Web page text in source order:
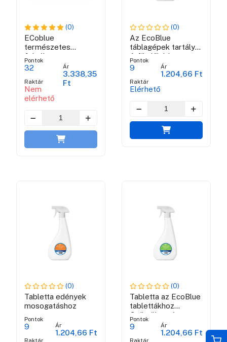
(0)
ECoblue
természetes
folyékony
detergens hajók
Pontok
32
Raktár
Nem
elérhető
Ár
3.338,35
Ft
(0)
Az EcoBlue
táblagépek tartálya
A fürdőkád
tisztításához
használt érzékelő
Pontok
9
Raktár
Elérhető
Ár
1.204,66 Ft
(0)
Tabletta edények
mosogatáshoz
Pontok
9
Raktár
Ár
1.204,66 Ft
(0)
Tabletta az EcoBlue
tablettákhoz
Gyümölcs- és
zöldségtisztítószer
Pontok
9
Raktár
Ár
1.204,66 Ft